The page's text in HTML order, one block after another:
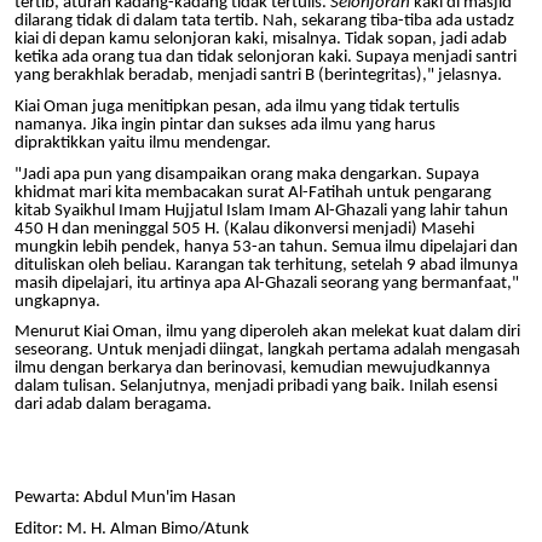
dilarang tidak di dalam tata tertib. Nah, sekarang tiba-tiba ada ustadz
kiai di depan kamu selonjoran kaki, misalnya. Tidak sopan, jadi adab
ketika ada orang tua dan tidak selonjoran kaki. Supaya menjadi santri
yang berakhlak beradab, menjadi santri B (berintegritas)," jelasnya.
Kiai Oman juga menitipkan pesan, ada ilmu yang tidak tertulis
namanya. Jika ingin pintar dan sukses ada ilmu yang harus
dipraktikkan yaitu ilmu mendengar.
"Jadi apa pun yang disampaikan orang maka dengarkan. Supaya
khidmat mari kita membacakan surat Al-Fatihah untuk pengarang
kitab Syaikhul Imam Hujjatul Islam Imam Al-Ghazali yang lahir tahun
450 H dan meninggal 505 H. (Kalau dikonversi menjadi) Masehi
mungkin lebih pendek, hanya 53-an tahun. Semua ilmu dipelajari dan
dituliskan oleh beliau. Karangan tak terhitung, setelah 9 abad ilmunya
masih dipelajari, itu artinya apa Al-Ghazali seorang yang bermanfaat,"
ungkapnya.
Menurut Kiai Oman, ilmu yang diperoleh akan melekat kuat dalam diri
seseorang. Untuk menjadi diingat, langkah pertama adalah mengasah
ilmu dengan berkarya dan berinovasi, kemudian mewujudkannya
dalam tulisan. Selanjutnya, menjadi pribadi yang baik. Inilah esensi
dari adab dalam beragama.
Pewarta: Abdul Mun'im Hasan
Editor: M. H. Alman Bimo/Atunk